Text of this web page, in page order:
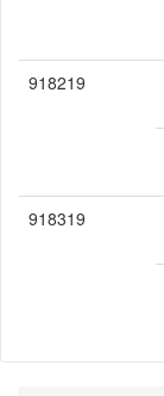
918219
918319